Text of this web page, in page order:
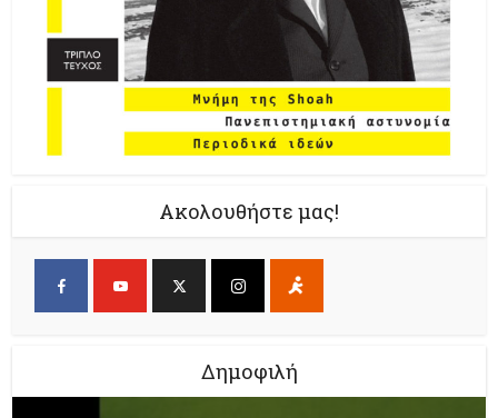
Ακολουθήστε μας!
Δημοφιλή